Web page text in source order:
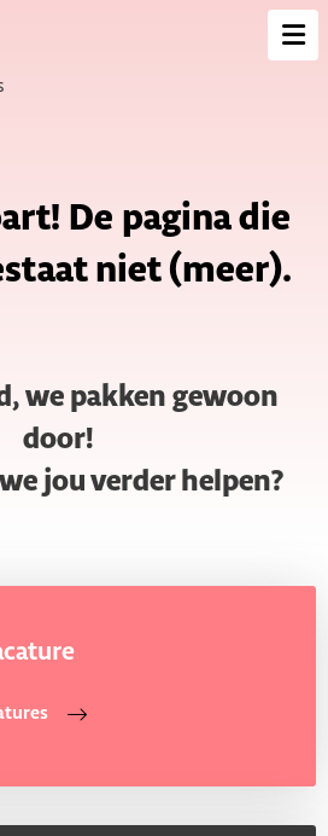
De pagina die
niet (meer).
we pakken gewoon
door!
jou verder helpen?